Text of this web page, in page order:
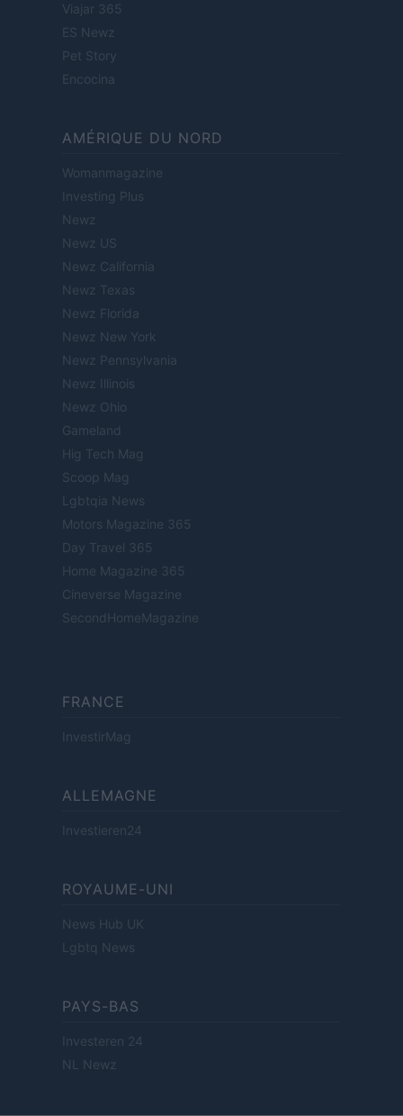
Viajar 365
ES Newz
Pet Story
Encocina
AMÉRIQUE DU NORD
Womanmagazine
Investing Plus
Newz
Newz US
Newz California
Newz Texas
Newz Florida
Newz New York
Newz Pennsylvania
Newz Illinois
Newz Ohio
Gameland
Hig Tech Mag
Scoop Mag
Lgbtqia News
Motors Magazine 365
Day Travel 365
Home Magazine 365
Cineverse Magazine
SecondHomeMagazine
FRANCE
InvestirMag
ALLEMAGNE
Investieren24
ROYAUME-UNI
News Hub UK
Lgbtq News
PAYS-BAS
Investeren 24
NL Newz